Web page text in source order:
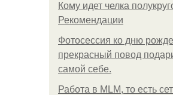
Кому идет челка
Рекомендации
Фотосессия ко дню
прекрасный повод
самой себе.
Работа в MLM, то есть